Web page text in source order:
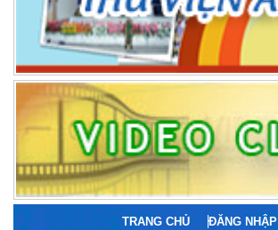
TRANG CHỦ ĐĂNG NHẬP